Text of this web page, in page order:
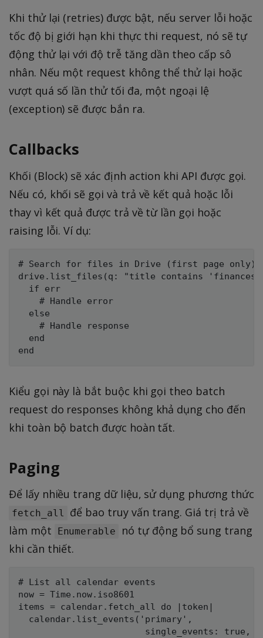
Khi thử lại (retries) được bật, nếu server lỗi hoặc
tốc độ bị giới hạn khi thực thi request, nó sẽ tự
động thử lại với độ trễ tăng dần theo cấp sô
nhân. Nếu một request không thể thử lại hoặc
vượt quá số lần thử tối đa, một ngoại lệ
(exception) sẽ được bắn ra.
Callbacks
Khối (Block) sẽ xác định action khi API được gọi.
Nếu có, khối sẽ gọi và trả về kết quả hoặc lỗi
thay vì kết quả được trả về từ lần gọi hoặc
raising lỗi. Ví dụ:
# Search for files in Drive (first page only)
drive.list_files(q: "title contains
  if err
    # Handle error
  else
    # Handle response
  end
Kiểu gọi này là bắt buộc khi gọi theo batch
request do responses không khả dụng cho đến
khi toàn bộ batch được hoàn tất.
Paging
Để lấy nhiều trang dữ liệu, sử dụng phương thức
fetch_all
để bao truy vấn trang. Giá trị trả về
làm một
Enumerable
nó tự động bổ sung trang
khi cần thiết.
# List all calendar events
now = Time.now.iso8601
items = calendar.fetch_all do |token|
  calendar.list_events('primary',
                        single_events: true,